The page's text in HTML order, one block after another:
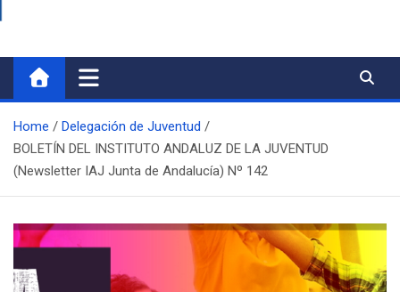
Home
Delegación de Juventud
BOLETÍN DEL INSTITUTO ANDALUZ DE LA JUVENTUD
(Newsletter IAJ Junta de Andalucía) Nº 142